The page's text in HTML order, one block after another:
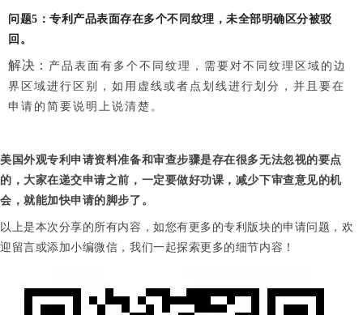
问题5：专利产品表面存在多个不同纹理，未全部明确区分被驳
回。
解决： 产品表面有多个不同纹理，需要对不同纹理区域的边
界区域进行区别，如用虚线或者点划线进行划分，并且要在
申请的简要说明上说清楚。
美国外观专利申请资料准备和审查步骤是存在很多无法忽视的要点
的，大家在递交申请之前，一定要做好功课，减少下审查意见的机
会，就能加快申请的脚步了。
以上是本次分享的所有内容，如您有更多的专利版块的申请问题，欢
迎留言或添加小编微信，我们一起探索更多的细节内容！